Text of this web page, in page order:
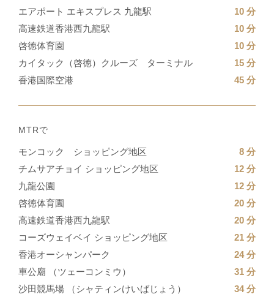
エアポート エキスプレス 九龍駅
10 分
高速鉄道香港西九龍駅
10 分
啓徳体育園
10 分
カイタック（啓徳）クルーズ ターミナル
15 分
香港国際空港
45 分
MTRで
モンコック ショッピング地区
8 分
チムサアチョイ ショッピング地区
12 分
九龍公園
12 分
啓徳体育園
20 分
高速鉄道香港西九龍駅
20 分
コーズウェイベイ ショッピング地区
21 分
香港オーシャンパーク
24 分
車公廟 （ツェーコンミウ）
31 分
沙田競馬場 （シャティンけいばじょう）
34 分